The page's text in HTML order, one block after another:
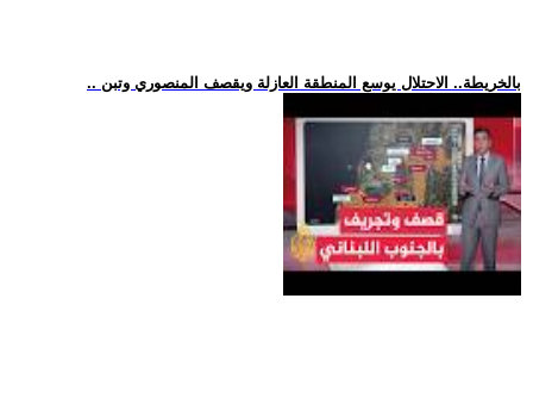
.. بالخريطة.. الاحتلال يوسع المنطقة العازلة ويقصف المنصوري وتبن